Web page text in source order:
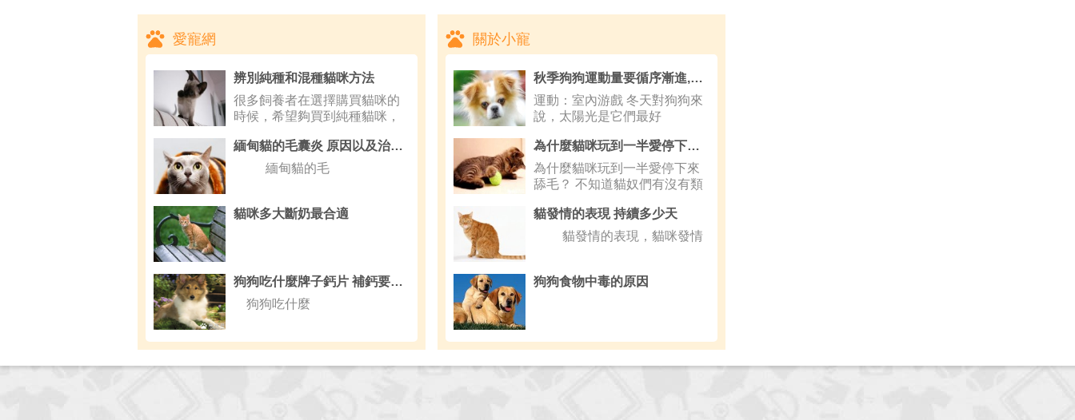
愛寵網
辨別純種和混種貓咪方法
很多飼養者在選擇購買貓咪的
時候，希望夠買到純種貓咪，
緬甸貓的毛囊炎 原因以及治療方法
緬甸貓的毛
貓咪多大斷奶最合適
狗狗吃什麼牌子鈣片 補鈣要注意的細節
狗狗吃什麼
關於小寵
秋季狗狗運動量要循序漸進,運動訓練減輕狗狗老年癡呆
運動：室內游戲 冬天對狗狗來
說，太陽光是它們最好
為什麼貓咪玩到一半愛停下來舔毛,貓咪
為什麼貓咪玩到一半愛停下來
舔毛？ 不知道貓奴們有沒有類
貓發情的表現 持續多少天
貓發情的表現，貓咪發情
狗狗食物中毒的原因